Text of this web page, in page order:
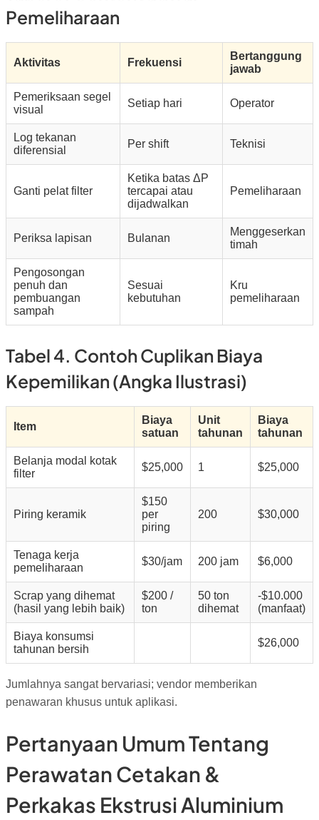
Pemeliharaan
Aktivitas Frekuensi
Bertanggung
jawab
Pemeriksaan segel
visual
Setiap hari Operator
Log tekanan
diferensial
Per shift Teknisi
Ganti pelat filter
Ketika batas ΔP
tercapai atau
dijadwalkan
Pemeliharaan
Periksa lapisan Bulanan
Menggeserkan
timah
Pengosongan
penuh dan
pembuangan
sampah
Sesuai
kebutuhan
Kru
pemeliharaan
Tabel 4. Contoh Cuplikan Biaya
Kepemilikan (angka Ilustrasi)
Item
Biaya
satuan
Unit
tahunan
Biaya
tahunan
Belanja modal kotak
filter
$25,000 1 $25,000
Piring keramik
$150
per
piring
200 $30,000
Tenaga kerja
pemeliharaan
$30/jam 200 jam $6,000
Scrap yang dihemat
(hasil yang lebih baik)
$200 /
ton
50 ton
dihemat
-$10.000
(manfaat)
Biaya konsumsi
tahunan bersih
$26,000
Jumlahnya sangat bervariasi; vendor memberikan
penawaran khusus untuk aplikasi.
Pertanyaan Umum Tentang
Perawatan Cetakan &
Perkakas Ekstrusi Aluminium